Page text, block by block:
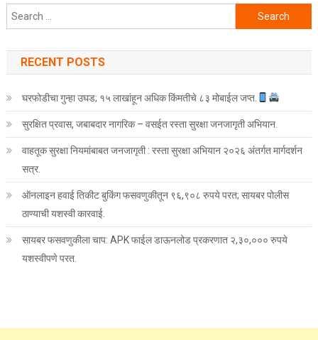
Search for:
RECENT POSTS
घरफोडीचा गुन्हा उघड; १५ लाखांहून अधिक किंमतीचे ८३ मोबाईल जप्त.
सुरक्षित प्रवास, जबाबदार नागरिक – वसईत रस्ता सुरक्षा जनजागृती अभियान.
वाहतूक सुरक्षा नियमांबाबत जनजागृती : रस्ता सुरक्षा अभियान २०२६ अंतर्गत मार्गदर्शन
सत्र.
ऑनलाइन हवाई तिकीट बुकिंग फसवणुकीतून ९६,९०८ रुपये परत; सायबर पोलीस
ठाण्याची यशस्वी कारवाई.
सायबर फसवणुकीला चाप: APK फाईल डाऊनलोड प्रकरणात २,३०,००० रुपये
यशस्वीपणे परत.